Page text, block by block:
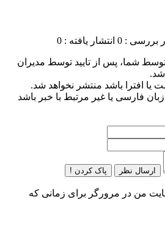
بررسی : 0 انتشار یافته : 0
شما، پس از تایید توسط مدیران
یا افترا باشد منتشر نخواهد شد.
فارسی یا غیر مرتبط با خبر باشد
ارسال نظر پاک کردن !
من در مرورگر برای زمانی که